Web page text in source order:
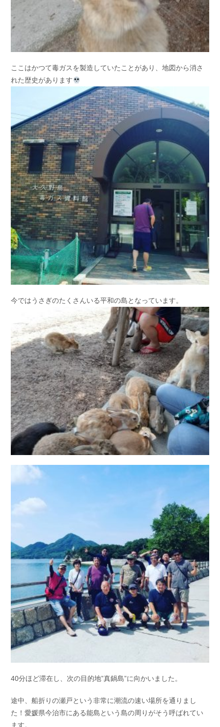
ここはかつて毒ガスを製造していたことがあり、地図から消さ
れた歴史があります
今ではうさぎのたくさんいる平和の島となっています。
40分ほど滞在し、次の目的地”真鍋島”に向かいました。
途中、船折りの瀬戸という非常に潮流の速い場所を通りまし
た！愛媛県今治市にある能島という島の周りがそう呼ばれてい
ます。